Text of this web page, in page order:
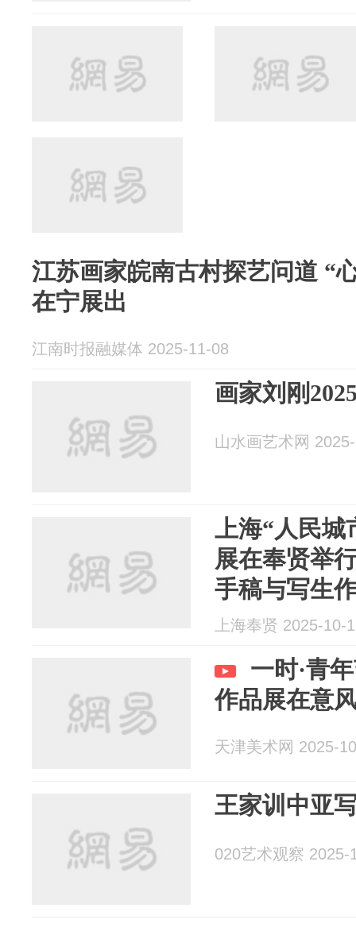
江苏画家皖南古村探艺问道 “
在宁展出
江南时报融媒体 2025-11-08
画家刘刚
山水画艺术网
上海“人民城
展在奉贤举
手稿与写生
上海奉贤 2025-10-
一时·青
作品展在意
天津美术网 2025-
王家训中亚
020艺术观察 2025-